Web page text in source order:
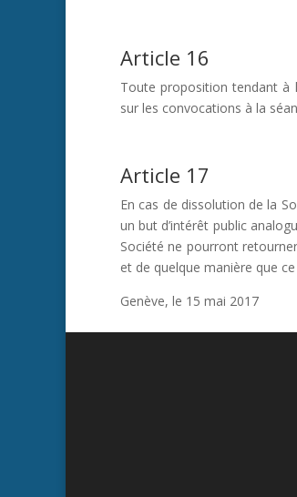
Article 16
Toute proposition tendant à
sur les convocations à la
Article 17
En cas de dissolution de la
un but d’intérêt public
Société ne pourront
et de quelque manière que
Genève, le 15 mai 2017